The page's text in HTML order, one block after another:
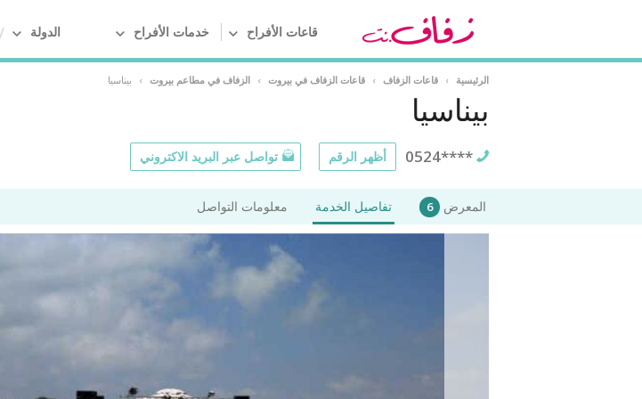
قاعات الأفراح خدمات الأفراح الدولة
الرئيسية › قاعات الزفاف › قاعات الزفاف في بيروت › الزفاف في مطاعم بيروت › بيناسيا
بيناسيا
0524**** أظهر الرقم تواصل عبر البريد الاكتروني
المعرض 6 تفاصيل الخدمة معلومات التواصل